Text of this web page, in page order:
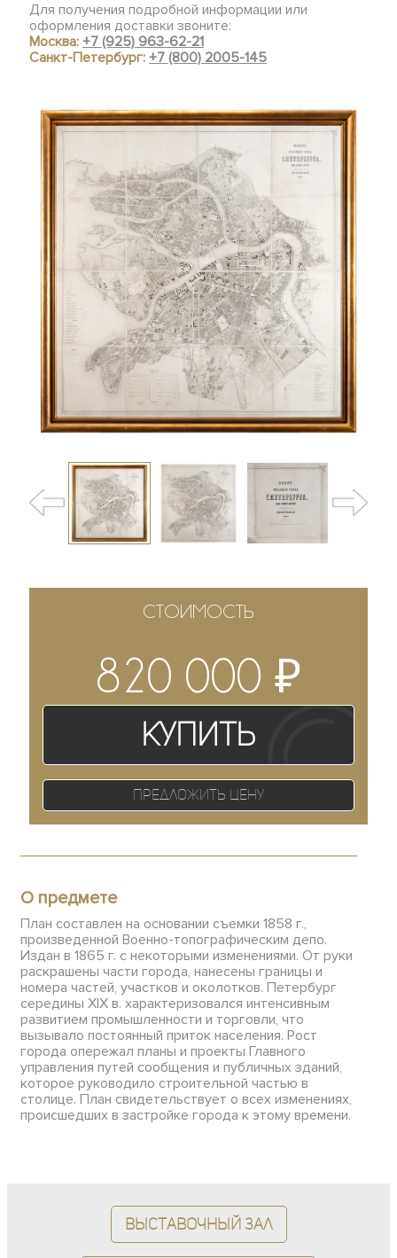
Для получения подробной информации или
оформления доставки звоните:
Москва:+7 (925) 963-62-21
Санкт-Петербург:+7 (800) 2005-145
СТОИМОСТЬ
820 000 ₽
Купить
Предложить цену
О предмете
План составлен на основании съемки 1858 г.,
произведенной Военно-топографическим депо.
Издан в 1865 г. с некоторыми изменениями. От руки
раскрашены части города, нанесены границы и
номера частей, участков и околотков. Петербург
середины XIX в. характеризовался интенсивным
развитием промышленности и торговли, что
вызывало постоянный приток населения. Рост
города опережал планы и проекты Главного
управления путей сообщения и публичных зданий,
которое руководило строительной частью в
столице. План свидетельствует о всех изменениях,
происшедших в застройке города к этому времени.
Выставочный зал